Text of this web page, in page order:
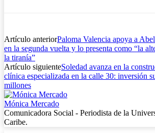
Artículo anteriorPaloma Valencia apoya a
en la segunda vuelta y lo presenta como “la
la tiranía”
Artículo siguienteSoledad avanza en la
clínica especializada en la calle 30: inversión
millones
Mónica Mercado
Comunicadora Social - Periodista de la
Caribe.